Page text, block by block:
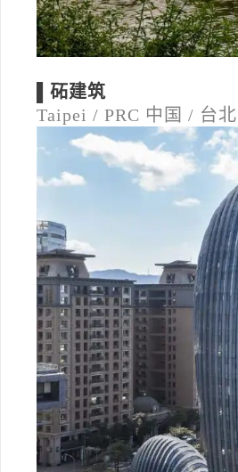
▌砳建筑
Taipei / PRC 中国 / 台北